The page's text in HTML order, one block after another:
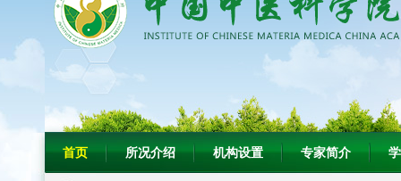
首页 所况介绍 机构设置 专家简介